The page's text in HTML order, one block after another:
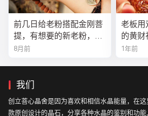
前几日给老粉搭配金刚菩
提，有想要的新老粉，都
可以来排队
8月前
老板用
的黄财
1年前
我们
创立菩心晶舍是因为喜欢和相信水晶能量，在
款原创设计的晶石，分享各种水晶的鉴别和功